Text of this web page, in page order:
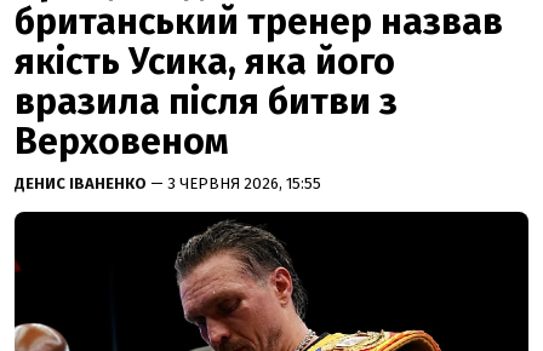
британський тренер назвав
якість Усика, яка його
вразила після битви з
Верховеном
ДЕНИС ІВАНЕНКО — 3 ЧЕРВНЯ 2026, 15:55